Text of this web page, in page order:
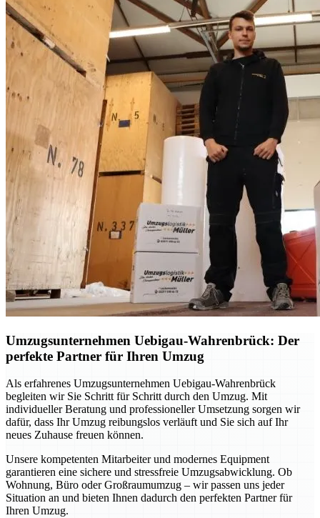
Umzugsunternehmen Uebigau-Wahrenbrück: Der
perfekte Partner für Ihren Umzug
Als erfahrenes Umzugsunternehmen Uebigau-Wahrenbrück
begleiten wir Sie Schritt für Schritt durch den Umzug. Mit
individueller Beratung und professioneller Umsetzung sorgen wir
dafür, dass Ihr Umzug reibungslos verläuft und Sie sich auf Ihr
neues Zuhause freuen können.
Unsere kompetenten Mitarbeiter und modernes Equipment
garantieren eine sichere und stressfreie Umzugsabwicklung. Ob
Wohnung, Büro oder Großraumumzug – wir passen uns jeder
Situation an und bieten Ihnen dadurch den perfekten Partner für
Ihren Umzug.